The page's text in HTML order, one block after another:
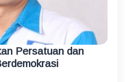
Persatuan dan